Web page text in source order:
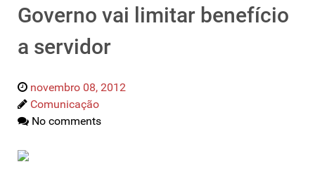
Governo vai limitar benefício
a servidor
novembro 08, 2012
Comunicação
No comments